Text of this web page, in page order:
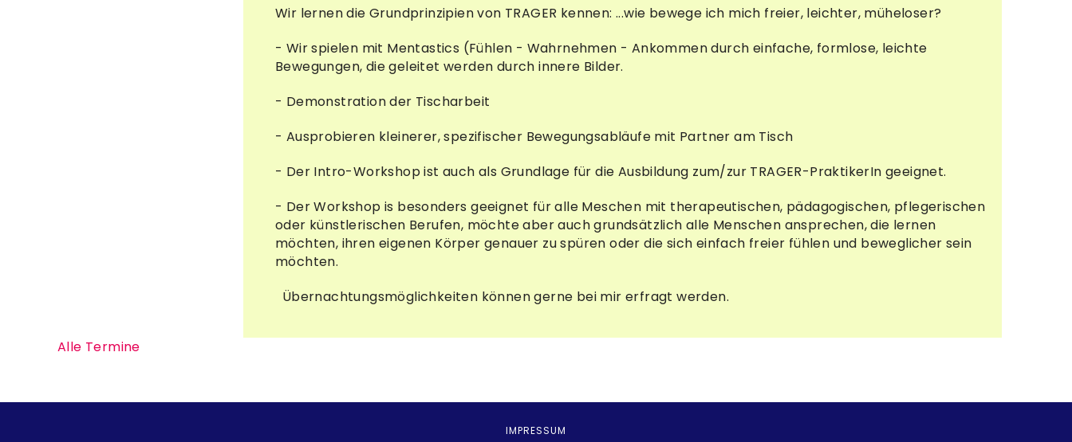
Wir lernen die Grundprinzipien von TRAGER kennen: ...wie bewege ich mich freier, leichter, müheloser?
- Wir spielen mit Mentastics (Fühlen - Wahrnehmen - Ankommen durch einfache, formlose, leichte
Bewegungen, die geleitet werden durch innere Bilder.
- Demonstration der Tischarbeit
- Ausprobieren kleinerer, spezifischer Bewegungsabläufe mit Partner am Tisch
- Der Intro-Workshop ist auch als Grundlage für die Ausbildung zum/zur TRAGER-PraktikerIn geeignet.
- Der Workshop is besonders geeignet für alle Meschen mit therapeutischen, pädagogischen, pflegerischen
oder künstlerischen Berufen, möchte aber auch grundsätzlich alle Menschen ansprechen, die lernen
möchten, ihren eigenen Körper genauer zu spüren oder die sich einfach freier fühlen und beweglicher sein
möchten.
Übernachtungsmöglichkeiten können gerne bei mir erfragt werden.
Alle Termine
IMPRESSUM